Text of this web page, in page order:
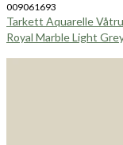
009061693
Tarkett Aquarelle
Royal Marble Light